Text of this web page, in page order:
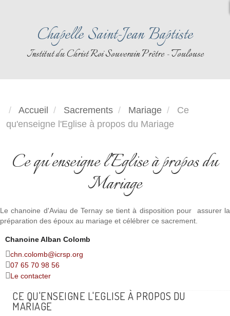
Chapelle Saint-Jean Baptiste
Institut du Christ Roi Souverain Prêtre - Toulouse
Accueil Sacrements Mariage
Ce
qu'enseigne l'Eglise à propos du Mariage
Ce qu'enseigne l'Eglise à propos du
Mariage
Le chanoine d'Aviau de Ternay se tient à disposition pour assurer la
préparation des époux au mariage et célébrer ce sacrement.
Chanoine Alban Colomb
chn.colomb@icrsp.org
07 65 70 98 56
Le contacter
CE QU'ENSEIGNE L'EGLISE À PROPOS DU
MARIAGE